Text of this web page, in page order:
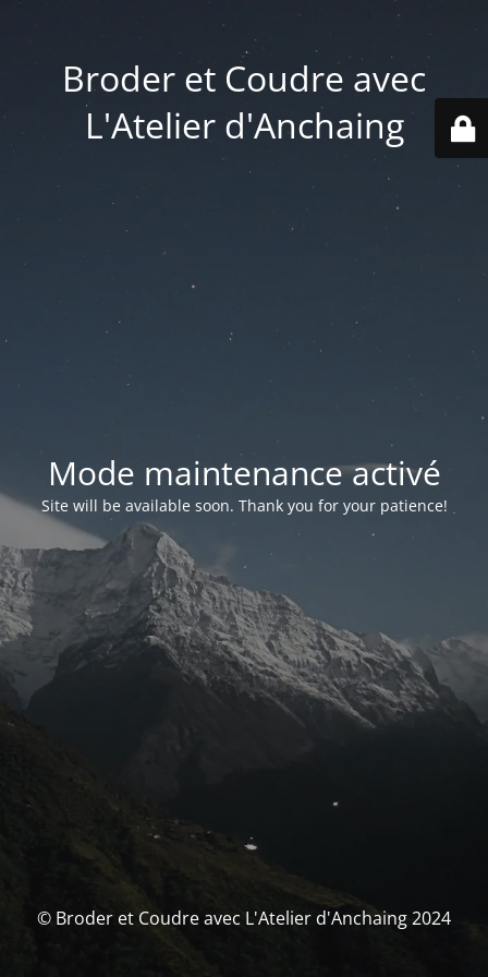
Broder et Coudre avec
L'Atelier d'Anchaing
Mode maintenance activé
Site will be available soon. Thank you for your patience!
© Broder et Coudre avec L'Atelier d'Anchaing 2024